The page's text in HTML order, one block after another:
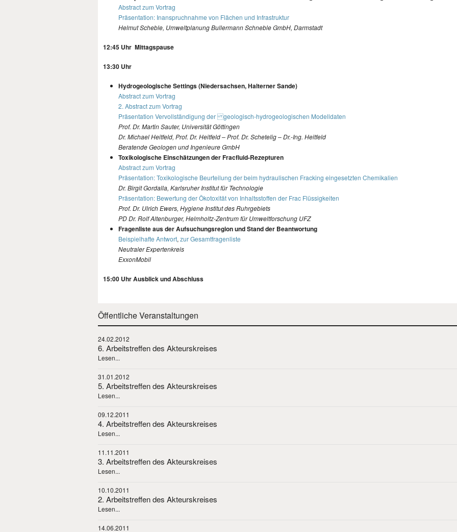
Abstract zum Vortrag
Präsentation: Inanspruchnahme von Flächen und Infrastruktur
Helmut Scheble, Umweltplanung Bullermann Schneble GmbH, Darmstadt
12:45 Uhr Mittagspause
13:30 Uhr
Hydrogeologische Settings (Niedersachsen, Halterner Sande)
Abstract zum Vortrag
2. Abstract zum Vortrag
Präsentation Vervollständigung der geologisch-hydrogeologischen Modelldaten
Prof. Dr. Martin Sauter, Universität Göttingen
Dr. Michael Heitfeld, Prof. Dr. Heitfeld – Prof. Dr. Schetelig – Dr.-Ing. Heitfeld
Beratende Geologen und Ingenieure GmbH
Toxikologische Einschätzungen der Fracfluid-Rezepturen
Abstract zum Vortrag
Präsentation: Toxikologische Beurteilung der beim hydraulischen Fracking eingesetzten Chemikalien
Dr. Birgit Gordalla, Karlsruher Institut für Technologie
Präsentation: Bewertung der Ökotoxität von Inhaltsstoffen der Frac Flüssigkeiten
Prof. Dr. Ulrich Ewers, Hygiene Institut des Ruhrgebiets
PD Dr. Rolf Altenburger, Helmholtz-Zentrum für Umweltforschung UFZ
Fragenliste aus der Aufsuchungsregion und Stand der Beantwortung
Beispielhafte Antwort, zur Gesamtfragenliste
Neutraler Expertenkreis
ExxonMobil
15:00 Uhr Ausblick und Abschluss
Öffentliche Veranstaltungen
24.02.2012
6. Arbeitstreffen des Akteurskreises
Lesen...
31.01.2012
5. Arbeitstreffen des Akteurskreises
Lesen...
09.12.2011
4. Arbeitstreffen des Akteurskreises
Lesen...
11.11.2011
3. Arbeitstreffen des Akteurskreises
Lesen...
10.10.2011
2. Arbeitstreffen des Akteurskreises
Lesen...
14.06.2011